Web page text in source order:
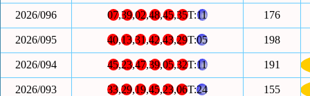
2026/096 07,39,02,48,45,35T:11 176
2026/095 40,13,31,42,43,29T:05 198
2026/094 45,23,47,39,05,32T:11 191
2026/093 33,29,19,45,23,06T:24 155